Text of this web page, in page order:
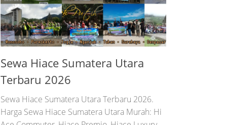
Sewa Hiace Sumatera Utara
Terbaru 2026
Sewa Hiace Sumatera Utara Terbaru 2026.
Harga Sewa Hiace Sumatera Utara Murah: Hi